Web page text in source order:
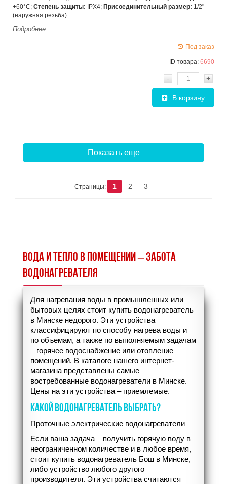
+60°С; Степень защиты: IPX4; Присоединительный размер: 1/2"
(наружная резьба)
Подробнее
Под заказ
ID товара: 6690
- +
В корзину
Показать еще
Страницы: 1 2 3
ВОДА И ТЕПЛО В ПОМЕЩЕНИИ – ЗАБОТА
ВОДОНАГРЕВАТЕЛЯ
Для нагревания воды в промышленных или
бытовых целях стоит купить водонагреватель
в Минске недорого. Эти устройства
классифицируют по способу нагрева воды и
по объемам, а также по выполняемым задачам
– горячее водоснабжение или отопление
помещений. В каталоге нашего интернет-
магазина представлены самые
востребованные водонагреватели в Минске.
Цены на эти устройства – приемлемые.
КАКОЙ ВОДОНАГРЕВАТЕЛЬ ВЫБРАТЬ?
Проточные электрические водонагреватели
Если ваша задача – получить горячую воду в
неограниченном количестве и в любое время,
стоит купить водонагреватель Бош в Минске,
либо устройство любого другого
производителя. Эти устройства считаются